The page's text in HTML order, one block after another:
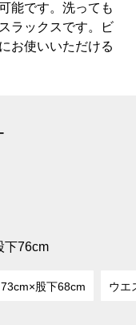
能です。洗っても
ラックスです。ビ
お使いいただける
下76cm
股下68cm ウエ